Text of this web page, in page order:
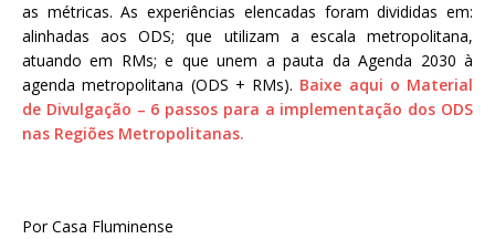
as métricas. As experiências elencadas foram divididas em:
alinhadas aos ODS; que utilizam a escala metropolitana,
atuando em RMs; e que unem a pauta da Agenda 2030 à
agenda metropolitana (ODS + RMs). Baixe aqui o Material
de Divulgação – 6 passos para a implementação dos ODS
nas Regiões Metropolitanas.
Por Casa Fluminense